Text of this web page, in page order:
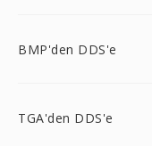
BMP'den DDS'e
TGA'den DDS'e